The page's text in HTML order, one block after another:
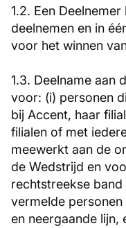
1.2. Een
deelnemen en in
voor het winnen
1.3. Deelname aan
voor: (i) personen
bij Accent, haar
filialen of met
meewerkt aan de
de Wedstrijd en
rechtstreekse
vermelde
en neergaande lijn,